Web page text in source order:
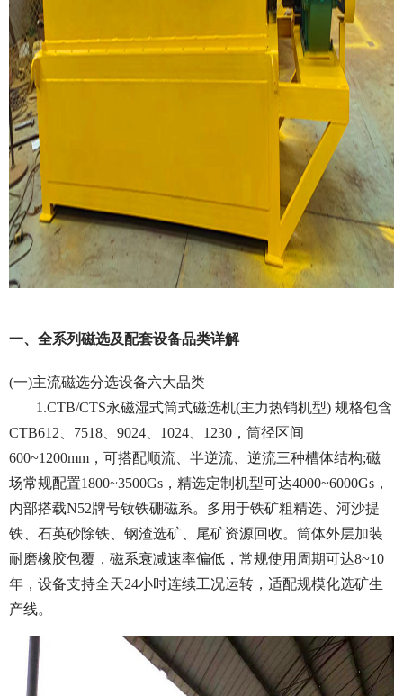
一、全系列磁选及配套设备品类详解
(一)主流磁选分选设备六大品类
1.CTB/CTS永磁湿式筒式磁选机(主力热销机型) 规格包含
CTB612、7518、9024、1024、1230，筒径区间
600~1200mm，可搭配顺流、半逆流、逆流三种槽体结构;磁
场常规配置1800~3500Gs，精选定制机型可达4000~6000Gs，
内部搭载N52牌号钕铁硼磁系。多用于铁矿粗精选、河沙提
铁、石英砂除铁、钢渣选矿、尾矿资源回收。筒体外层加装
耐磨橡胶包覆，磁系衰减速率偏低，常规使用周期可达8~10
年，设备支持全天24小时连续工况运转，适配规模化选矿生
产线。